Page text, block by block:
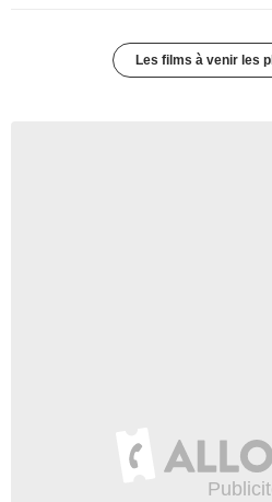
Les films à venir les